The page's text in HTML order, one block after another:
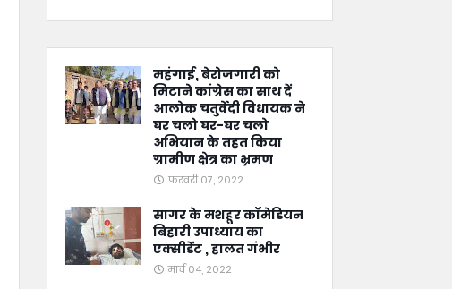
महंगाई, बेरोजगारी को
मिटाने कांग्रेस का साथ दें
आलोक चतुर्वेदी विधायक ने
घर चलो घर-घर चलो
अभियान के तहत किया
ग्रामीण क्षेत्र का भ्रमण
फ़रवरी 07, 2022
सागर के मशहूर कॉमेडियन
बिहारी उपाध्याय का
एक्सीडेंट , हालत गंभीर
मार्च 04, 2022